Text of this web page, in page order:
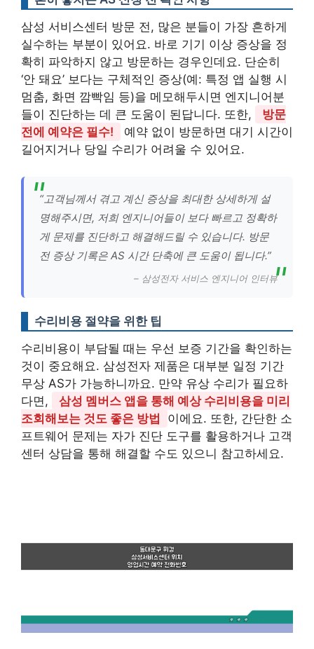
삼성 서비스센터 방문 전, 많은 분들이 가장 흔하게
실수하는 부분이 있어요. 바로 기기 이상 증상을 정
확히 파악하지 않고 방문하는 경우인데요. 단순히
‘안 돼요’ 보다는 구체적인 증상(예: 특정 앱 실행 시
멈춤, 화면 깜빡임 등)을 메모해두시면 엔지니어분
들이 진단하는 데 큰 도움이 된답니다. 또한,
방문
전에 예약은 필수!
예약 없이 방문하면 대기 시간이
길어지거나 당일 수리가 어려울 수 있어요.
“고객님께서 겪고 계신 증상을 최대한 상세하게 설
명해주시면, 저희 엔지니어들이 보다 빠르고 정확하
게 문제를 진단하고 해결해드릴 수 있습니다. 방문
전 증상 기록은 AS 시간 단축에 큰 도움이 됩니다.”
– 삼성전자 서비스 엔지니어 인터뷰
수리비용 절약을 위한 팁
수리비용이 부담될 때는 우선 보증 기간을 확인하는
것이 중요해요. 삼성전자 제품은 대부분 일정 기간
무상 AS가 가능하니까요. 만약 유상 수리가 필요하
다면,
삼성 멤버스 앱을 통해 예상 수리비용을 미리
조회해보는 것도 좋은 방법
이에요. 또한, 간단한 소
프트웨어 문제는 자가 진단 도구를 활용하거나 고객
센터 상담을 통해 해결할 수도 있으니 참고하세요.